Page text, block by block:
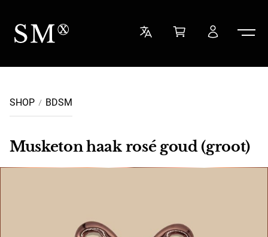
Sensual Minded
SHOP BDSM
Musketon haak rosé goud (groot)